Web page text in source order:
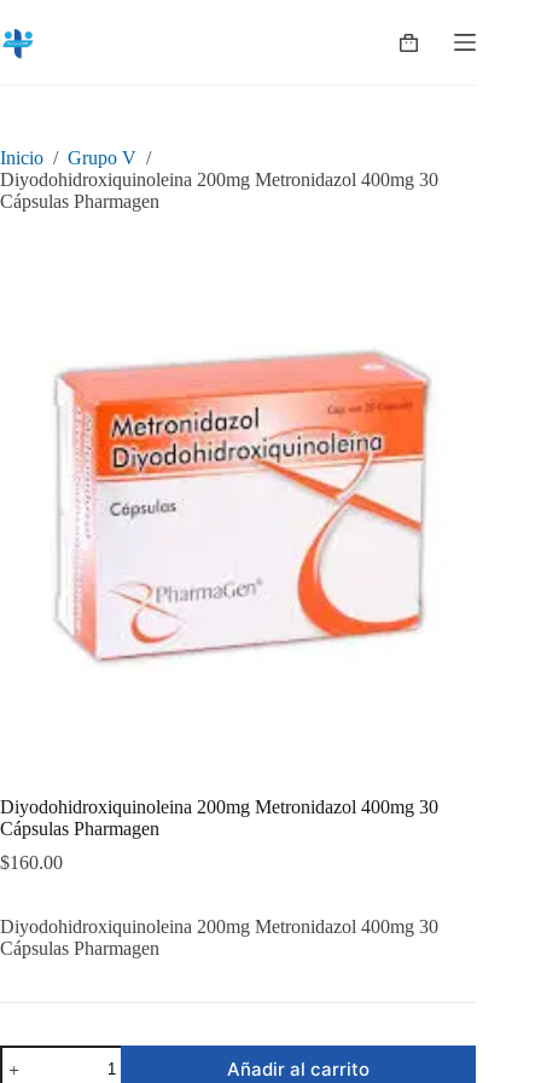
al
contenido
Shopping
Inicio / Grupo V /
Diyodohidroxiquinoleina 200mg Metronidazol 400mg 30
Cápsulas Pharmagen
Diyodohidroxiquinoleina 200mg Metronidazol 400mg 30
Cápsulas Pharmagen
$160.00
Diyodohidroxiquinoleina 200mg Metronidazol 400mg 30
Cápsulas Pharmagen
Diyodohidroxiquinoleina
200mg
Añadir al carrito